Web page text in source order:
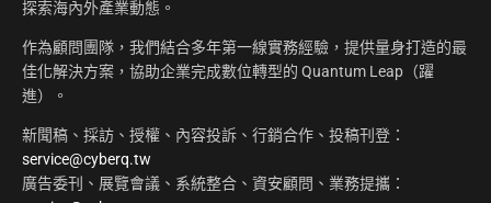
探索海內外產業動態。
作為顧問團隊，我們結合多年第一線實務經驗，提供量身打造的最
佳化解決方案，協助企業完成數位轉型的 Quantum Leap（躍
進）。
新聞稿、採訪、授權、內容投訴、行銷合作、投稿刊登：
service@cyberq.tw
廣告委刊、展覽會議、系統整合、資安顧問、業務提攜：